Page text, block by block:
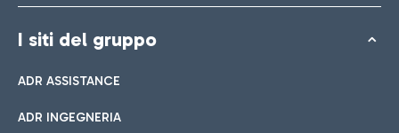
I siti del gruppo
ADR ASSISTANCE
ADR INGEGNERIA